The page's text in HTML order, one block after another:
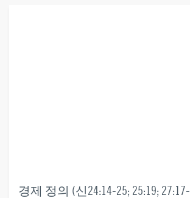
경제 정의 (신24:14-25; 25:19;